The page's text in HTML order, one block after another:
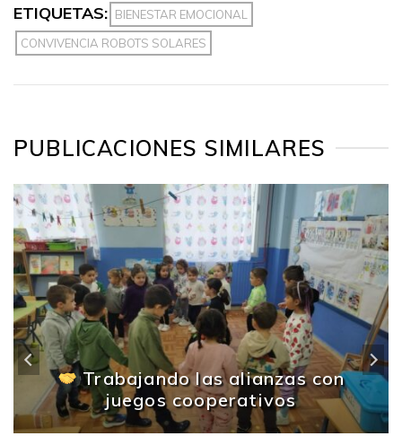
ETIQUETAS: BIENESTAR EMOCIONAL
CONVIVENCIA ROBOTS SOLARES
PUBLICACIONES SIMILARES
Trabajando las alianzas con
juegos cooperativos